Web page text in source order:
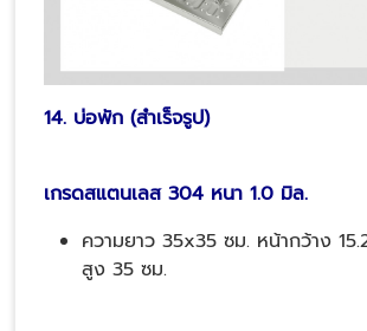
14. บ่อพัก (สำเร็จรูป)
เกรดสแตนเลส 304 หนา 1.0 มิล.
ความยาว 35x35 ซม. หน้ากว้าง
สูง 35 ซม.